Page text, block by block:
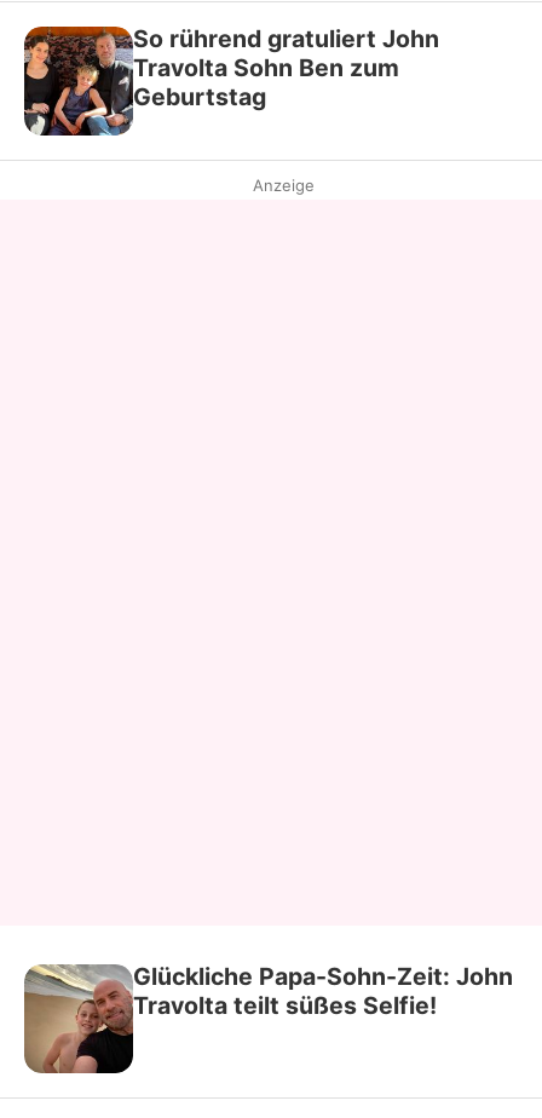
So rührend gratuliert John
Travolta Sohn Ben zum
Geburtstag
Anzeige
Glückliche Papa-Sohn-Zeit: John
Travolta teilt süßes Selfie!